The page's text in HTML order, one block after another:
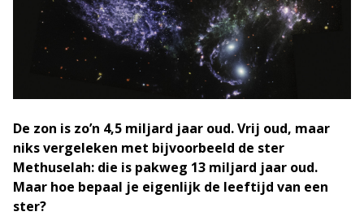
De zon is zo’n 4,5 miljard jaar oud. Vrij oud, maar
niks vergeleken met bijvoorbeeld de ster
Methuselah: die is pakweg 13 miljard jaar oud.
Maar hoe bepaal je eigenlijk de leeftijd van een
ster?